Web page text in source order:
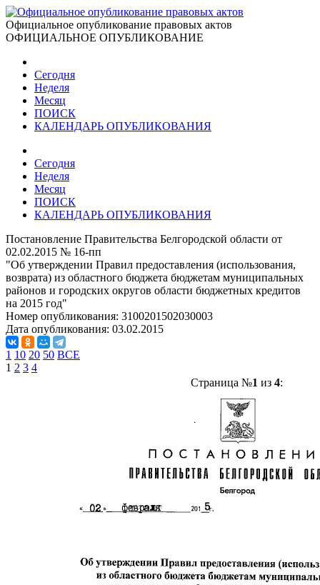
Официальное опубликование правовых актов
ОФИЦИАЛЬНОЕ ОПУБЛИКОВАНИЕ
Сегодня
Неделя
Месяц
ПОИСК
КАЛЕНДАРЬ ОПУБЛИКОВАНИЯ
Сегодня
Неделя
Месяц
ПОИСК
КАЛЕНДАРЬ ОПУБЛИКОВАНИЯ
Постановление Правительства Белгородской области от
02.02.2015 № 16-пп
"Об утверждении Правил предоставления (использования,
возврата) из областного бюджета бюджетам муниципальных
районов и городских округов области бюджетных кредитов
на 2015 год"
Номер опубликования: 3100201502030003
Дата опубликования: 03.02.2015
1 10 20 50 ВСЕ
1 2 3 4
Страница №1 из 4: